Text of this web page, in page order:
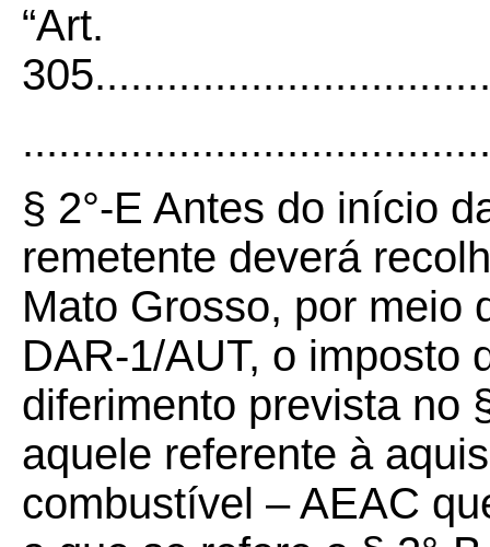
“Art.
§ 2°-E Antes do início
remetente deverá
Mato Grosso, por meio
DAR-1/AUT, o imposto
diferimento prevista no
aquele referente à
combustível – AEAC